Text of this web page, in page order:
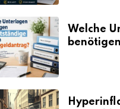
Umsätze
Welche
benötigen